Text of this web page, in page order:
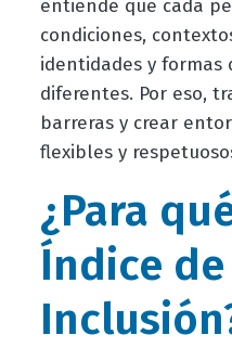
entiende que cada
condiciones,
identidades y formas
diferentes. Por eso,
barreras y crear
flexibles y
¿Para
Índice de